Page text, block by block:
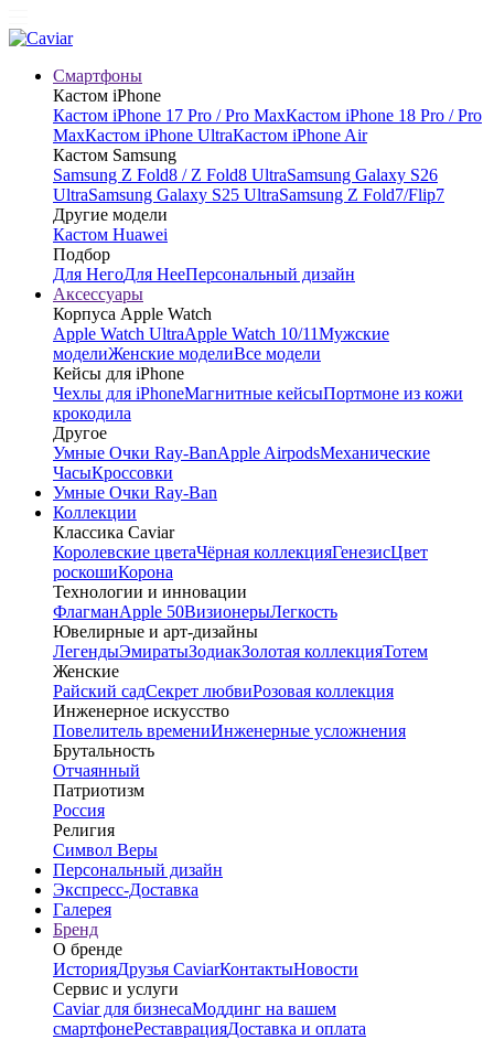
Смартфоны
Кастом iPhone
Кастом iPhone 17 Pro / Pro MaxКастом iPhone 18 Pro / Pro
MaxКастом iPhone UltraКастом iPhone Air
Кастом Samsung
Samsung Z Fold8 / Z Fold8 UltraSamsung Galaxy S26
UltraSamsung Galaxy S25 UltraSamsung Z Fold7/Flip7
Другие модели
Кастом Huawei
Подбор
Для НегоДля НееПерсональный дизайн
Аксессуары
Корпуса Apple Watch
Apple Watch UltraApple Watch 10/11Мужские
моделиЖенские моделиВсе модели
Кейсы для iPhone
Чехлы для iPhoneМагнитные кейсыПортмоне из кожи
крокодила
Другое
Умные Очки Ray-BanApple AirpodsМеханические
ЧасыКроссовки
Умные Очки Ray-Ban
Коллекции
Классика Caviar
Королевские цветаЧёрная коллекцияГенезисЦвет
роскошиКорона
Технологии и инновации
ФлагманApple 50ВизионерыЛегкость
Ювелирные и арт-дизайны
ЛегендыЭмиратыЗодиакЗолотая коллекцияТотем
Женские
Райский садСекрет любвиРозовая коллекция
Инженерное искусство
Повелитель времениИнженерные усложнения
Брутальность
Отчаянный
Патриотизм
Россия
Религия
Символ Веры
Персональный дизайн
Экспресс-Доставка
Галерея
Бренд
О бренде
ИсторияДрузья CaviarКонтактыНовости
Сервис и услуги
Caviar для бизнесаМоддинг на вашем
смартфонеРеставрацияДоставка и оплата